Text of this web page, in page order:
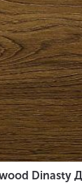
Dinasty